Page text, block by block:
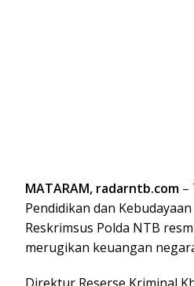
MATARAM, radarntb.com –
Pendidikan dan
Reskrimsus Polda NTB
merugikan keuangan